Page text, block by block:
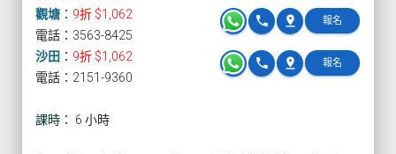
觀塘 ： 9折 $1,062 報名
pin_drop
phone
電話：3563-8425
沙田 ： 9折 $1,062 報名
pin_drop
phone
電話：2151-9360
課時： 6 小時